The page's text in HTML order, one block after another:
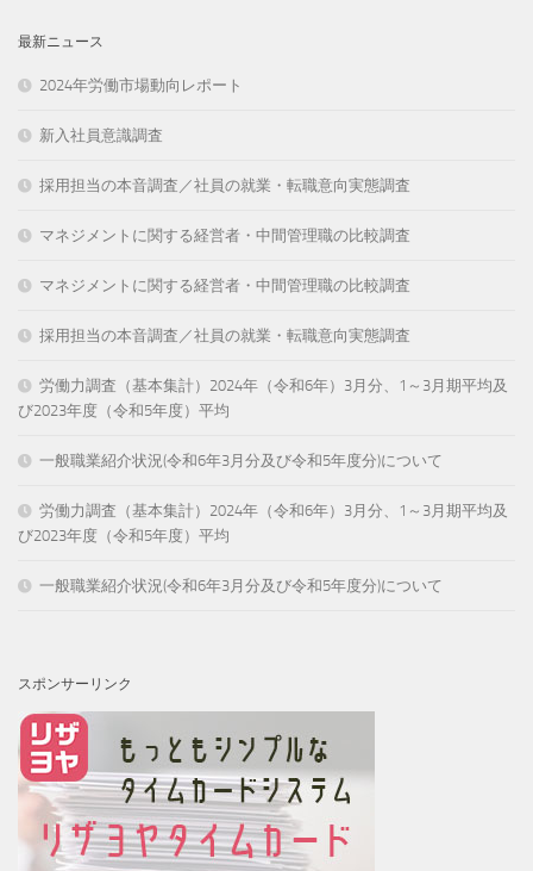
最新ニュース
2024年労働市場動向レポート
新入社員意識調査
採用担当の本音調査／社員の就業・転職意向実態調査
マネジメントに関する経営者・中間管理職の比較調査
マネジメントに関する経営者・中間管理職の比較調査
採用担当の本音調査／社員の就業・転職意向実態調査
労働力調査（基本集計）2024年（令和6年）3月分、1～3月期平均及
び2023年度（令和5年度）平均
一般職業紹介状況(令和6年3月分及び令和5年度分)について
労働力調査（基本集計）2024年（令和6年）3月分、1～3月期平均及
び2023年度（令和5年度）平均
一般職業紹介状況(令和6年3月分及び令和5年度分)について
スポンサーリンク